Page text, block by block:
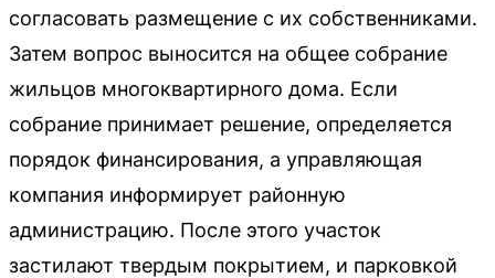
согласовать размещение с их собственниками.
Затем вопрос выносится на общее собрание
жильцов многоквартирного дома. Если
собрание принимает решение, определяется
порядок финансирования, а управляющая
компания информирует районную
администрацию. После этого участок
застилают твердым покрытием, и парковкой